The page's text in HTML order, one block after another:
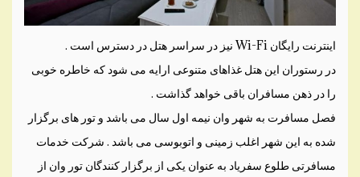
اینترنت رایگان ‏Wi-Fi‏ نیز در سراسر ‏هتل در دسترس است . ‏
در رستوران این هتل غذاهای متنوعی ارایه می شود که خاطره خوبی
را در ذهن مسافران باقی خواهد گذاشت .
فصل مسافرت به شهر وان نیمه اول سال می باشد و تور های برگزار
شده به این شهر اغلب زمینی و اتوبوسی می باشد . شرکت خدمات
مسافرتی طلوع سفریاد به عنوان یکی از برگزار کنندگان تور وان از